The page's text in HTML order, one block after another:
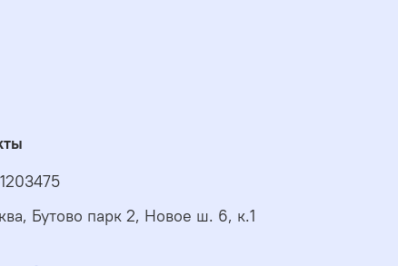
Бутово парк 2, Новое ш. 6, к.1